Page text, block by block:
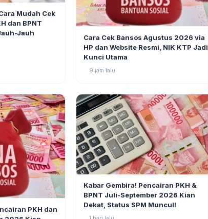
Mudah Cek
dan BPNT
Jauh
Cara Cek Bansos Agustus 2026 via
HP dan Website Resmi, NIK KTP Jadi
Kunci Utama
9 jam lalu
PKH dan
Kabar Gembira! Pencairan PKH &
BPNT Juli-September 2026 Kian
Dekat, Status SPM Muncul!